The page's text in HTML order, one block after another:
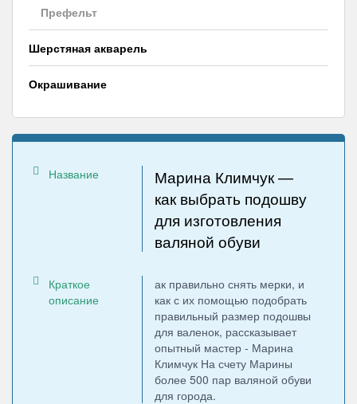
Префельт
Шерстяная акварель
Окрашивание
Название
Марина Климчук —
как выбрать подошву
для изготовления
валяной обуви
Краткое
описание
ак правильно снять мерки, и
как с их помощью подобрать
правильный размер подошвы
для валенок, рассказывает
опытный мастер - Марина
Климчук На счету Марины
более 500 пар валяной обуви
для города.